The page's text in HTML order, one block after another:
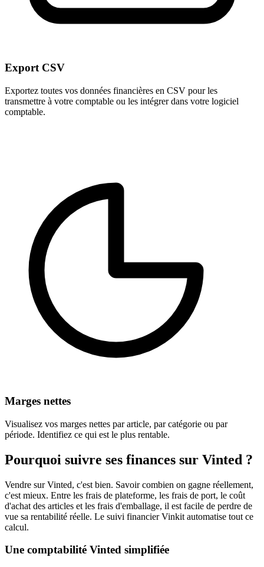
Export CSV
Exportez toutes vos données financières en CSV pour les
transmettre à votre comptable ou les intégrer dans votre logiciel
comptable.
Marges nettes
Visualisez vos marges nettes par article, par catégorie ou par
période. Identifiez ce qui est le plus rentable.
Pourquoi suivre ses finances sur Vinted ?
Vendre sur Vinted, c'est bien. Savoir combien on gagne réellement,
c'est mieux. Entre les frais de plateforme, les frais de port, le coût
d'achat des articles et les frais d'emballage, il est facile de perdre de
vue sa rentabilité réelle. Le suivi financier Vinkit automatise tout ce
calcul.
Une comptabilité Vinted simplifiée